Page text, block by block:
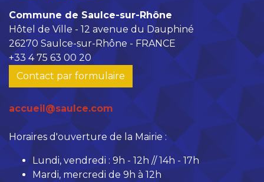
Commune de Saulce-sur-Rhône
Hôtel de Ville - 12 avenue du Dauphiné
26270 Saulce-sur-Rhône - FRANCE
+33 4 75 63 00 20
Contact par formulaire
accueil@saulce.com
Horaires d'ouverture de la Mairie :
Lundi, vendredi : 9h - 12h // 14h - 17h
Mardi, mercredi de 9h à 12h